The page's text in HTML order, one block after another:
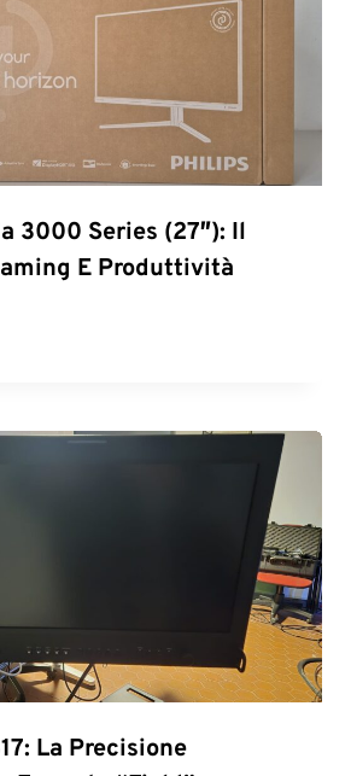
3000 Series (27″): Il
E Produttività
La Precisione